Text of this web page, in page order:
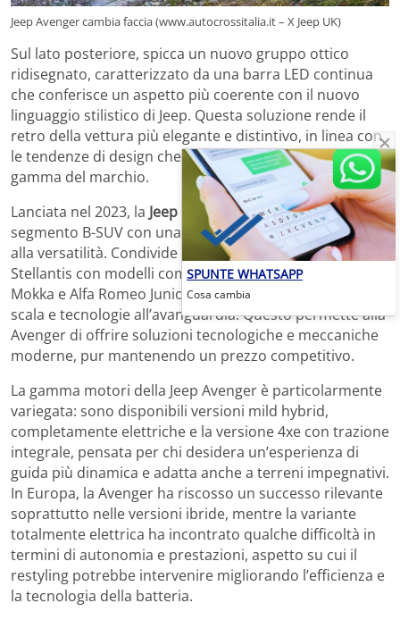
Jeep Avenger cambia faccia (www.autocrossitalia.it – X Jeep UK)
Sul lato posteriore, spicca un nuovo gruppo ottico
ridisegnato, caratterizzato da una barra LED continua
che conferisce un aspetto più coerente con il nuovo
linguaggio stilistico di Jeep. Questa soluzione rende il
retro della vettura più elegante e distintivo, in linea con
le tendenze di design che stanno interessando l’intera
gamma del marchio.
Lanciata nel 2023, la Jeep Avengersi inserisce nel
segmento B-SUV con una forte attenzione allo stile e
alla versatilità. Condivide la piattaforma modulare
Stellantis con modelli come Fiat 600, Peugeot 2008, Opel
Mokka e Alfa Romeo Junior, sfruttando così economie di
scala e tecnologie all’avanguardia. Questo permette alla
Avenger di offrire soluzioni tecnologiche e meccaniche
moderne, pur mantenendo un prezzo competitivo.
La gamma motori della Jeep Avenger è particolarmente
variegata: sono disponibili versioni mild hybrid,
completamente elettriche e la versione 4xe con trazione
integrale, pensata per chi desidera un’esperienza di
guida più dinamica e adatta anche a terreni impegnativi.
In Europa, la Avenger ha riscosso un successo rilevante
soprattutto nelle versioni ibride, mentre la variante
totalmente elettrica ha incontrato qualche difficoltà in
termini di autonomia e prestazioni, aspetto su cui il
restyling potrebbe intervenire migliorando l’efficienza e
la tecnologia della batteria.
SPUNTE WHATSAPP
Cosa cambia